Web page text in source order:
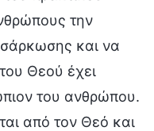
την
και να
Θεού έχει
του ανθρώπου.
από τον Θεό και